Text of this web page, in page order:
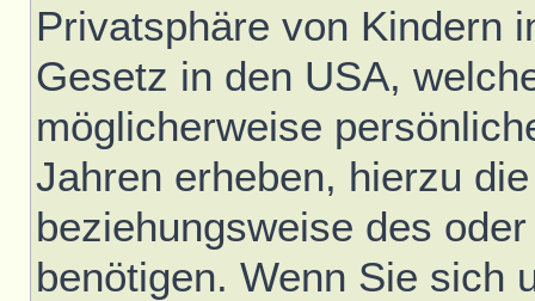
Privatsphäre von Kindern
Gesetz in den USA,
möglicherweise
Jahren erheben, hierzu
beziehungsweise des
benötigen. Wenn Sie sich